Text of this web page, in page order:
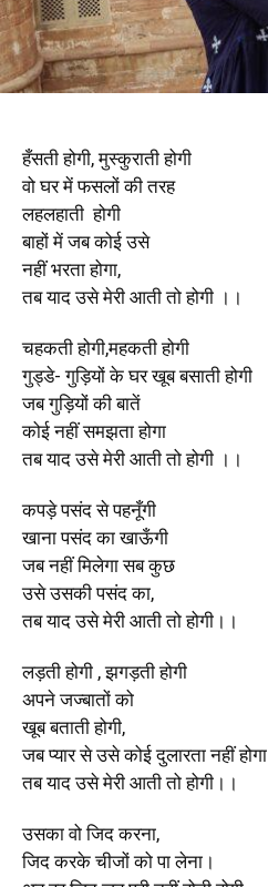
हँसती होगी, मुस्कुराती होगी
वो घर में फसलों की तरह
लहलहाती होगी
बाहों में जब कोई उसे
नहीं भरता होगा,
तब याद उसे मेरी आती तो होगी ।।
चहकती होगी,महकती होगी
गुड्डे- गुड़ियों के घर खूब बसाती होगी
जब गुड़ियों की बातें
कोई नहीं समझता होगा
तब याद उसे मेरी आती तो होगी ।।
कपड़े पसंद से पहनूँगी
खाना पसंद का खाऊँगी
जब नहीं मिलेगा सब कुछ
उसे उसकी पसंद का,
तब याद उसे मेरी आती तो होगी।।
लड़ती होगी , झगड़ती होगी
अपने जज्बातों को
खूब बताती होगी,
जब प्यार से उसे कोई दुलारता नहीं होगा
तब याद उसे मेरी आती तो होगी।।
उसका वो जिद करना,
जिद करके चीजों को पा लेना।